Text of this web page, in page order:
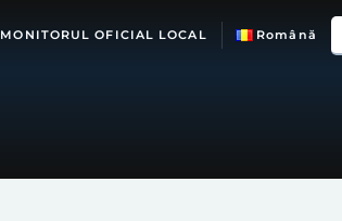
MONITORUL OFICIAL LOCAL Română